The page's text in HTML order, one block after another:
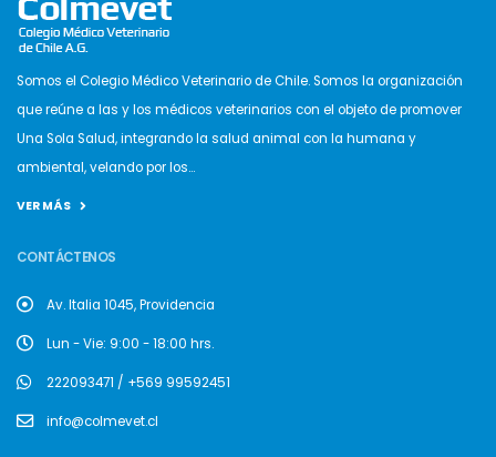
Somos el Colegio Médico Veterinario de Chile. Somos la organización
que reúne a las y los médicos veterinarios con el objeto de promover
Una Sola Salud, integrando la salud animal con la humana y
ambiental, velando por los...
VER MÁS
CONTÁCTENOS
Av. Italia 1045, Providencia
Lun - Vie: 9:00 - 18:00 hrs.
222093471 / +569 99592451
info@colmevet.cl